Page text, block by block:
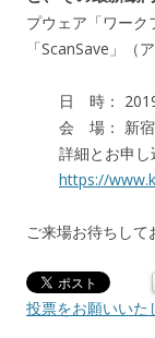
プウェア「ワーク
「ScanSave」（
日 時：
会 場： 新
詳細とお申
https://
ご来場お待ちして
投票をお願いいた